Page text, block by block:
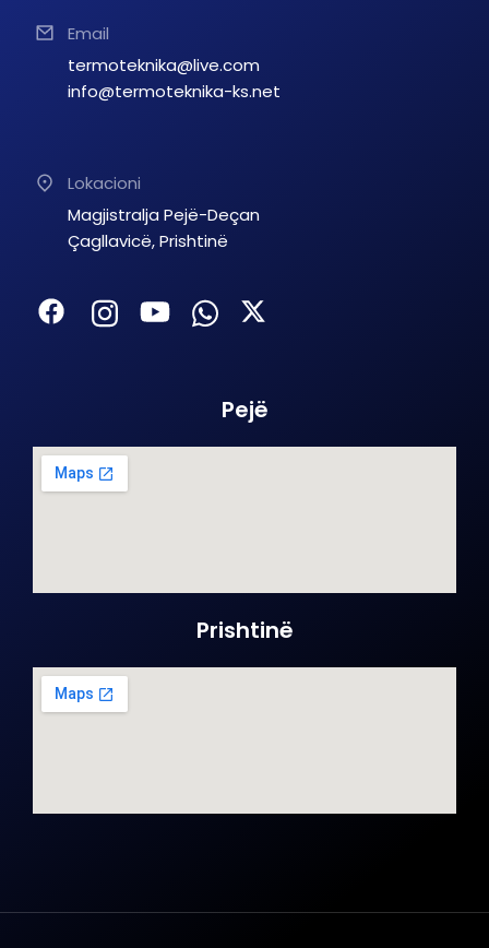
Email
termoteknika@live.com
info@termoteknika-ks.net
Lokacioni
Magjistralja Pejë-Deçan
Çagllavicë, Prishtinë
Pejë
Prishtinë